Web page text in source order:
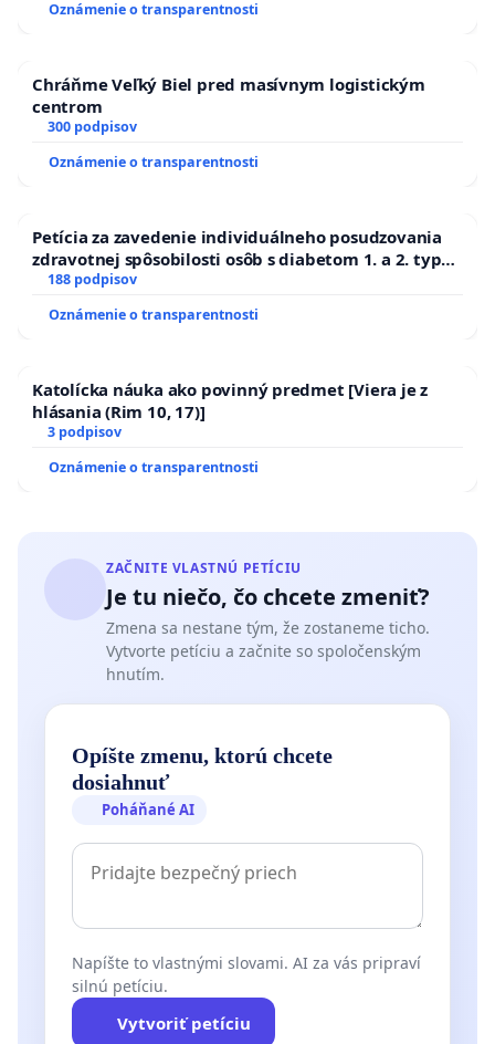
kanálov na Slovensku
Oznámenie o transparentnosti
Chráňme Veľký Biel pred masívnym logistickým
centrom
300 podpisov
Oznámenie o transparentnosti
Petícia za zavedenie individuálneho posudzovania
zdravotnej spôsobilosti osôb s diabetom 1. a 2. typu
pri prijímaní do Policajného zboru SR
188 podpisov
Oznámenie o transparentnosti
Katolícka náuka ako povinný predmet [Viera je z
hlásania (Rim 10, 17)]
3 podpisov
Oznámenie o transparentnosti
ZAČNITE VLASTNÚ PETÍCIU
Je tu niečo, čo chcete zmeniť?
Zmena sa nestane tým, že zostaneme ticho.
Vytvorte petíciu a začnite so spoločenským
hnutím.
Opíšte zmenu, ktorú chcete
dosiahnuť
Poháňané AI
Napíšte to vlastnými slovami. AI za vás pripraví
silnú petíciu.
Vytvoriť petíciu